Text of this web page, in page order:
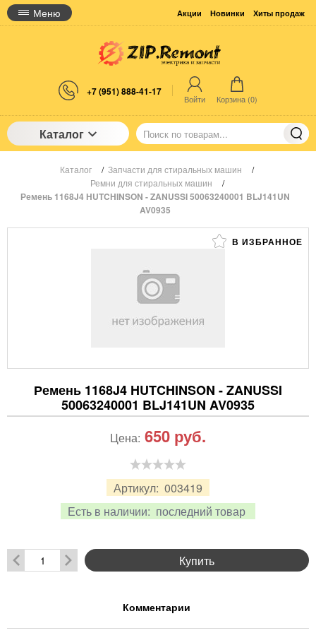
Меню Акции Новинки Хиты продаж
+7 (951) 888-41-17
Войти Корзина (0)
Каталог
Каталог / Запчасти для стиральных машин
/
Ремни для стиральных машин
/
Ремень 1168J4 HUTCHINSON - ZANUSSI 50063240001 BLJ141UN
AV0935
В ИЗБРАННОЕ
Ремень 1168J4 HUTCHINSON - ZANUSSI
50063240001 BLJ141UN AV0935
Артикул: 003419
Есть в наличии: последний товар
Цена: 650 руб.
Купить
Комментарии